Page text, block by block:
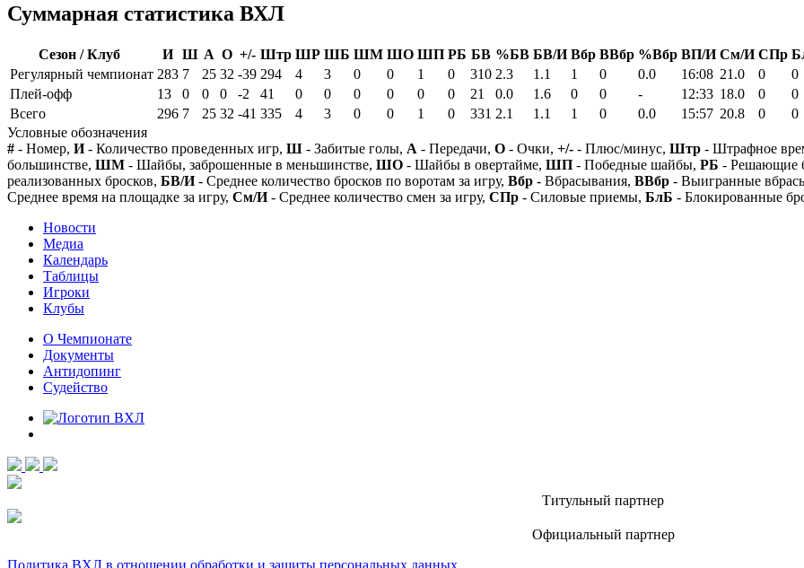
Суммарная статистика ВХЛ
Сезон / Клуб И Ш А О +/- Штр ШР ШБ ШМ ШО ШП РБ БВ %БВ БВ/И Вбр ВВбр %Вбр ВП/И См/И СПр
Регулярный чемпионат 283 7 25 32 -39 294 4 3 0 0 1 0 310 2.3 1.1 1 0 0.0 16:08 21.0 0
0
Плей-офф
13 0 0 0 -2 41 0 0 0 0 0 0 21 0.0 1.6 0 0 - 12:33 18.0 0
0
Всего
296 7 25 32 -41 335 4 3 0 0 1 0 331 2.1 1.1 1 0 0.0 15:57 20.8 0
0
Условные обозначения
# - Номер, И- Количество проведенных игр, Ш - Забитые голы, А - Передачи, О - Очки, +/- - Плюс/минус, Штр - Штрафное
большинстве, ШМ - Шайбы, заброшенные в меньшинстве, ШО - Шайбы в овертайме, ШП - Победные шайбы, РБ - Решающие
реализованных бросков, БВ/И- Среднее количество бросков по воротам за игру, Вбр - Вбрасывания, ВВбр - Выигранные
Среднее время на площадке за игру, См/И- Среднее количество смен за игру, СПр - Силовые приемы, БлБ - Блокированные
Новости
Медиа
Календарь
Таблицы
Игроки
Клубы
О Чемпионате
Документы
Антидопинг
Судейство
Титульный партнер
Официальный партнер
Политика ВХЛ в отношении обработки и защиты персональных данных